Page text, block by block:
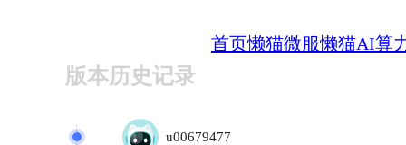
首页懒猫微服懒猫AI算
版本历史记录
u00679477